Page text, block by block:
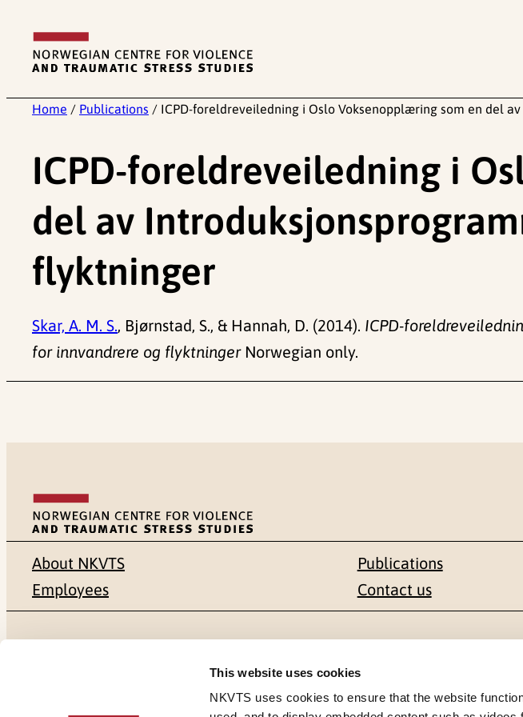
This website uses cookies
NKVTS uses cookies to ensure that the website
content
Home / Publications / ICPD-foreldreveiledning i Oslo Voksenopplæring som en del
ICPD-foreldreveiledning i
del av
flyktninger
Skar, A. M. S., Bjørnstad, S., & Hannah, D. (2014). ICPD-
for innvandrere og flyktningerNorwegian only.
About NKVTS
Employees
Publications
Contact us
Gullhaugveien 1-3